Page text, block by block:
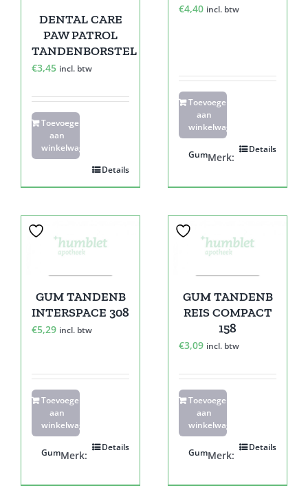
DENTAL CARE
PAW PATROL
TANDENBORSTEL
€3,45 incl. btw
Toevoegen
aan
winkelwagen
Details
€4,40 incl. btw
Toevoegen
aan
winkelwagen
Details
Merk:
Gum
GUM TANDENB
INTERSPACE 308
€5,29 incl. btw
Toevoegen
aan
winkelwagen
Details
Merk:
Gum
GUM TANDENB
REIS COMPACT
158
€3,09 incl. btw
Toevoegen
aan
winkelwagen
Details
Merk:
Gum